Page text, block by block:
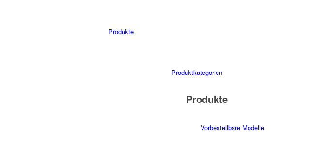
Produkte
Produktkategorien
Produkte
Vorbestellbare Modelle